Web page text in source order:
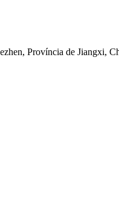
Província de Jiangxi,